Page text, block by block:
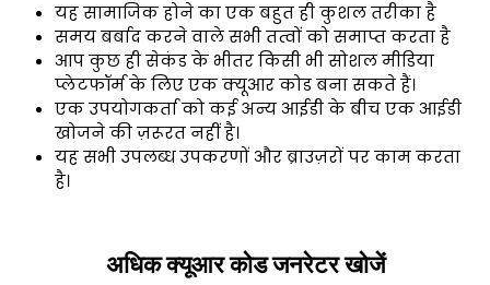
यह सामाजिक होने का एक बहुत ही कुशल तरीका है
समय बर्बाद करने वाले सभी तत्वों को समाप्त करता है
आप कुछ ही सेकंड के भीतर किसी भी सोशल मीडिया
प्लेटफॉर्म के लिए एक क्यूआर कोड बना सकते हैं।
एक उपयोगकर्ता को कई अन्य आईडी के बीच एक आईडी
खोजने की ज़रूरत नहीं है।
यह सभी उपलब्ध उपकरणों और ब्राउज़रों पर काम करता
है।
अधिक क्यूआर कोड जनरेटर खोजें